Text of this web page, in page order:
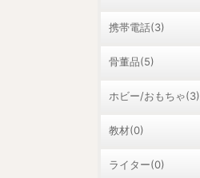
携帯電話(3)
骨董品(5)
ホビー/おもちゃ(3)
教材(0)
ライター(0)